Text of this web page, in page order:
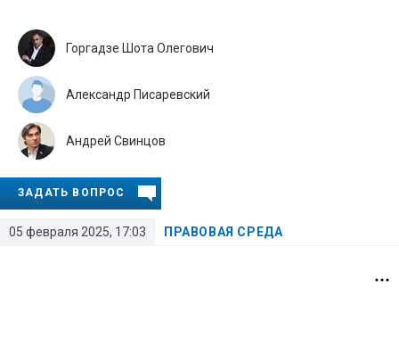
05 февраля 2025, 17:03 ПРАВОВАЯ СРЕДА
Горгадзе Шота Олегович
Александр Писаревский
Андрей Свинцов
ЗАДАТЬ ВОПРОС